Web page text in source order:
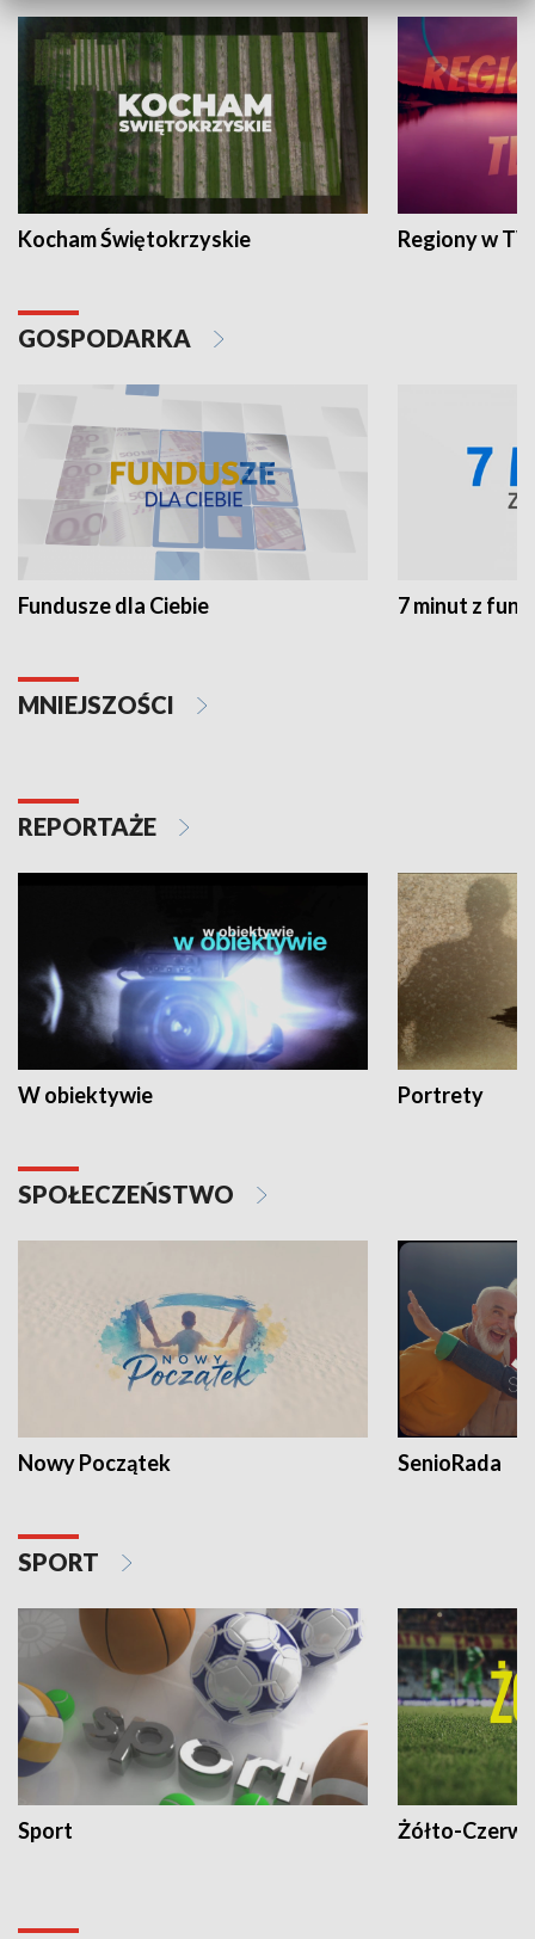
Kocham Świętokrzyskie Regiony w
GOSPODARKA
Fundusze dla Ciebie 7 minut z
MNIEJSZOŚCI
REPORTAŻE
W obiektywie Portrety
SPOŁECZEŃSTWO
Nowy Początek SenioRada
SPORT
Sport Żółto-